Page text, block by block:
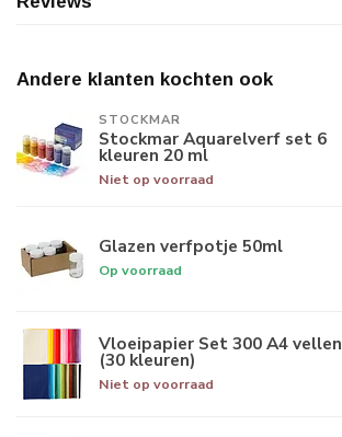
Andere klanten kochten ook
STOCKMAR
Stockmar Aquarelverf set 6
kleuren 20 ml
Niet op voorraad
Glazen verfpotje 50ml
Op voorraad
Vloeipapier Set 300 A4 vellen
(30 kleuren)
Niet op voorraad